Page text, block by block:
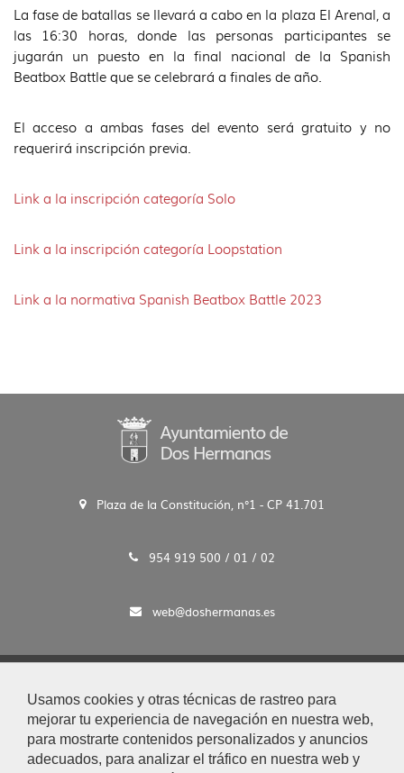
Usamos cookies y otras técnicas de rastreo para
mejorar tu experiencia de navegación en nuestra web,
para mostrarte contenidos personalizados y anuncios
adecuados, para analizar el tráfico en nuestra web y
La fase de batallas se llevará a cabo en la plaza El Arenal, a
las 16:30 horas, donde las personas participantes se
jugarán un puesto en la final nacional de la Spanish
Beatbox Battle que se celebrará a finales de año.
El acceso a ambas fases del evento será gratuito y no
requerirá inscripción previa.
Link a la inscripción categoría Solo
Link a la inscripción categoría Loopstation
Link a la normativa Spanish Beatbox Battle 2023
Plaza de la Constitución, n°1 - CP 41.701
954 919 500 / 01 / 02
web@doshermanas.es
Aviso Legal y Protección de Datos
|
Mapa Web
|